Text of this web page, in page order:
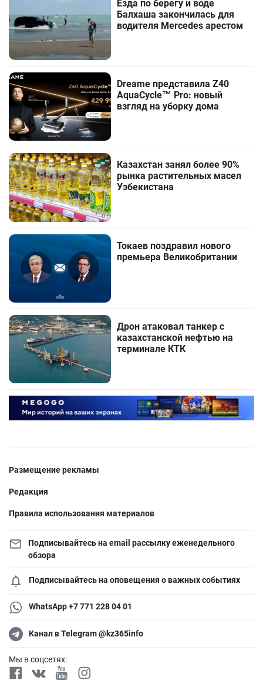
Езда по берегу и воде
Балхаша закончилась для
водителя Mercedes арестом
Dreame представила Z40
AquaCycle™ Pro: новый
взгляд на уборку дома
Казахстан занял более 90%
рынка растительных масел
Узбекистана
Токаев поздравил нового
премьера Великобритании
Дрон атаковал танкер с
казахстанской нефтью на
терминале КТК
Размещение рекламы
Редакция
Правила использования материалов
Подписывайтесь на email рассылку еженедельного
обзора
Подписывайтесь на оповещения о важных событиях
WhatsApp +7 771 228 04 01
Канал в Telegram @kz365info
Мы в соцсетях: